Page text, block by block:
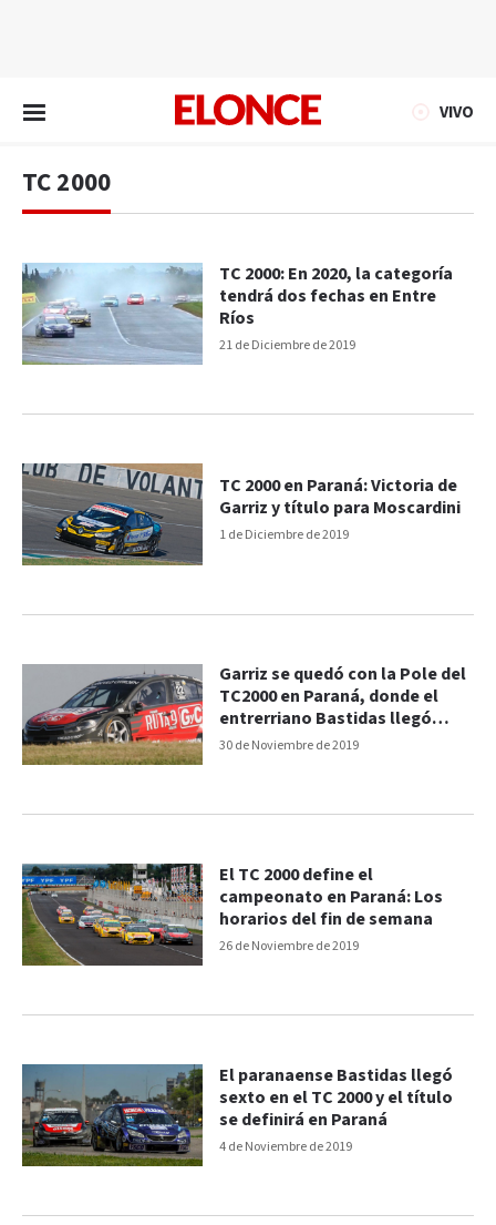
VIVO
TC 2000
21 de Diciembre de 2019
TC 2000: En 2020, la categoría
tendrá dos fechas en Entre
Ríos
1 de Diciembre de 2019
TC 2000 en Paraná: Victoria de
Garriz y título para Moscardini
30 de Noviembre de 2019
Garriz se quedó con la Pole del
TC2000 en Paraná, donde el
entrerriano Bastidas llegó
quinto
26 de Noviembre de 2019
El TC 2000 define el
campeonato en Paraná: Los
horarios del fin de semana
4 de Noviembre de 2019
El paranaense Bastidas llegó
sexto en el TC 2000 y el título
se definirá en Paraná